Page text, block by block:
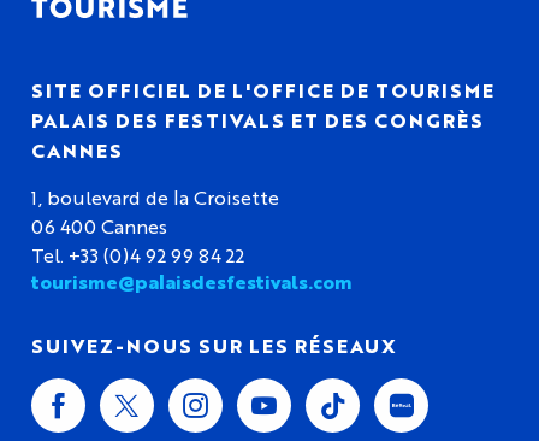
SITE OFFICIEL DE L'OFFICE DE TOURISME
PALAIS DES FESTIVALS ET DES CONGRÈS
CANNES
1, boulevard de la Croisette
06 400 Cannes
Tel. +33 (0)4 92 99 84 22
tourisme@palaisdesfestivals.com
SUIVEZ-NOUS SUR LES RÉSEAUX